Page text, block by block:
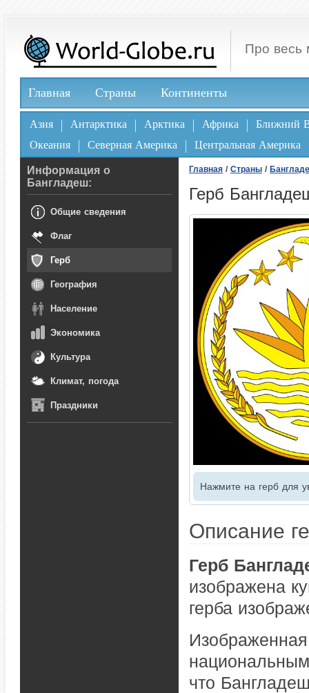
Про весь
Главная Страны Континенты
Азия Антарктика Арктика Африка
Ближний
Океания
Северная Америка Центральная Америка
Главная / Страны /
Герб
Нажмите на герб для
Описание
Герб
изображена
герба
что
Информация о
Бангладеш:
Общие сведения
Флаг
Герб
География
Население
Экономика
Культура
Климат, погода
Праздники